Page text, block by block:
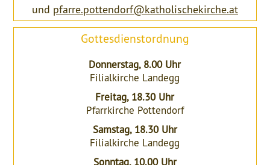
und pfarre.pottendorf@katholischekirche.at
Gottesdienstordnung
Donnerstag, 8.00 Uhr
Filialkirche Landegg
Freitag, 18.30 Uhr
Pfarrkirche Pottendorf
Samstag, 18.30 Uhr
Filialkirche Landegg
Sonntag, 10.00 Uhr